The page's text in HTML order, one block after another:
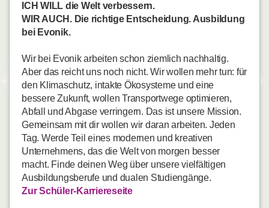
ICH WILL die Welt verbessern.
WIR AUCH. Die richtige Entscheidung. Ausbildung
bei Evonik.
Wir bei Evonik arbeiten schon ziemlich nachhaltig.
Aber das reicht uns noch nicht. Wir wollen mehr tun: für
den Klimaschutz, intakte Ökosysteme und eine
bessere Zukunft, wollen Transportwege optimieren,
Abfall und Abgase verringern. Das ist unsere Mission.
Gemeinsam mit dir wollen wir daran arbeiten. Jeden
Tag. Werde Teil eines modernen und kreativen
Unternehmens, das die Welt von morgen besser
macht. Finde deinen Weg über unsere vielfältigen
Ausbildungsberufe und dualen Studiengänge.
Zur Schüler-Karriereseite